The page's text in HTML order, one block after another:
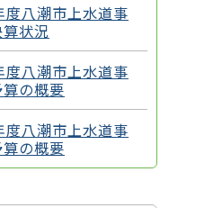
度八潮市上水道事
状況
度八潮市上水道事
の概要
度八潮市上水道事
の概要